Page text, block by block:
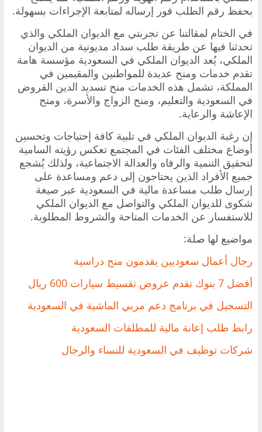
بحفظ رقم الطلب فور إرساله لمتابعة الإجراءات بسهولة.
في الختام لمقالتنا عن تجربتي مع الديوان الملكي والذي
تحدثنا فيها عن طريقة طلب سداد مديونية من الديوان
الملكي، يُعد الديوان الملكي في السعودية مؤسسة هامة
تقدم خدمات ومنح عديدة للمواطنين والمقيمين في
المملكة، تشمل هذه الخدمات منح تسديد الدين القروض
في السعودية والتعليم، ومنح الزواج والأسرة، ومنح
الإعاشة والرعاية.
إن رغبة الديوان الملكي في تلبية كافة إحتياجات وتحسين
أوضاع مختلف الفئات في المجتمع تعكس رؤيته السامية
لتحقيق التنمية والرفاه والعدالة الاجتماعية، ولذلك يُشجع
جميع الأفراد الذين يحتاجون إلى دعم ومساعدة على
إرسال طلب مساعدة مالية في السعودية عبر صيغة
شكوى للديوان الملكي والتواصل مع الديوان الملكي
للاستفسار عن الخدمات المتاحة والشروط المطلوبة.
مواضيع لها صلة:
رجال أعمال سعوديين يقدمون منح دراسية
أفضل 7 بنوك تقدم عروض تقسيط سيارات 600 ريال
‏التسجيل في برنامج دعم مربي الماشية في السعودية
رابط طلب إعانة مالية للمطلقات السعودية
شركات توظيف في السعودية للنساء والرجال